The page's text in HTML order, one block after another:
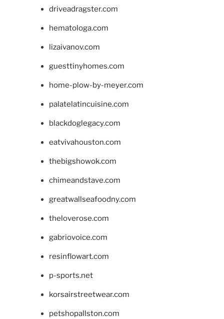
driveadragster.com
hematologa.com
lizaivanov.com
guesttinyhomes.com
home-plow-by-meyer.com
palatelatincuisine.com
blackdoglegacy.com
eatvivahouston.com
thebigshowok.com
chimeandstave.com
greatwallseafoodny.com
theloverose.com
gabriovoice.com
resinflowart.com
p-sports.net
korsairstreetwear.com
petshopallston.com